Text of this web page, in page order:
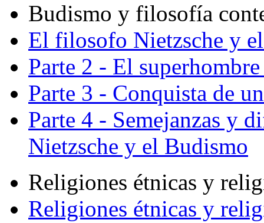
Budismo y filosofía
El filosofo Nietzsche y
Parte 2 - El
Parte 3 - Conquista de
Parte 4 - Semejanzas y
Nietzsche y el Budismo
Religiones étnicas y
Religiones étnicas y